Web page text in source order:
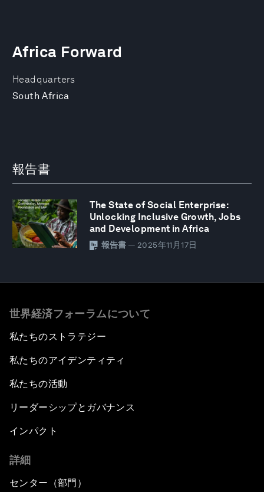
Headquarters
South Africa
Africa Forward
報告書
The State of Social Enterprise:
Unlocking Inclusive Growth, Jobs
and Development in Africa
報告書 — 2025年11月17日
世界経済フォーラムについて
私たちのストラテジー
私たちのアイデンティティ
私たちの活動
リーダーシップとガバナンス
インパクト
詳細
センター（部門）